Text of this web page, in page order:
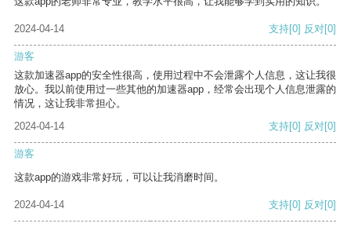
2024-04-14 支持[0] 反对[0]
游客
这款加速器app的安全性很高，使用过程中不会泄露个人信息，这让我很
放心。我以前使用过一些其他的加速器app，经常会出现个人信息泄露的
情况，这让我非常担心。
2024-04-14
支持[0] 反对[0]
游客
这款app的游戏非常好玩，可以让我消磨时间。
2024-04-14 支持[0] 反对[0]